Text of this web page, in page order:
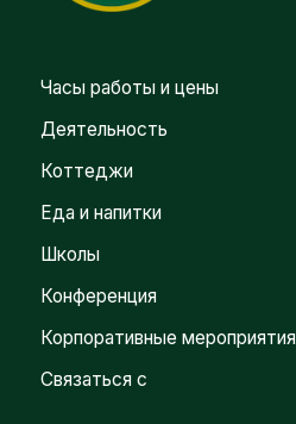
Часы работы и цены
Деятельность
Коттеджи
Еда и напитки
Школы
Конференция
Корпоративные мероприятия
Связаться с